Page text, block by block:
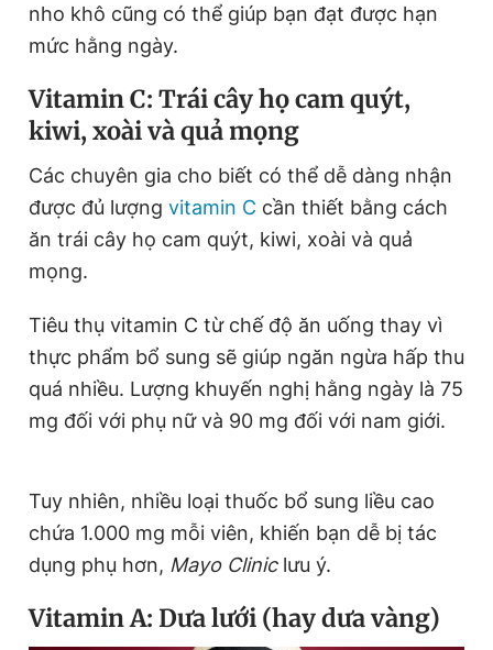
nho khô cũng có thể giúp bạn đạt được hạn
mức hằng ngày.
Vitamin C: Trái cây họ cam quýt,
kiwi, xoài và quả mọng
Các chuyên gia cho biết có thể dễ dàng nhận
được đủ lượng vitamin C cần thiết bằng cách
ăn trái cây họ cam quýt, kiwi, xoài và quả
mọng.
Tiêu thụ vitamin C từ chế độ ăn uống thay vì
thực phẩm bổ sung sẽ giúp ngăn ngừa hấp thu
quá nhiều. Lượng khuyến nghị hằng ngày là 75
mg đối với phụ nữ và 90 mg đối với nam giới.
Tuy nhiên, nhiều loại thuốc bổ sung liều cao
chứa 1.000 mg mỗi viên, khiến bạn dễ bị tác
dụng phụ hơn, Mayo Cliniclưu ý.
Vitamin A: Dưa lưới (hay dưa vàng)